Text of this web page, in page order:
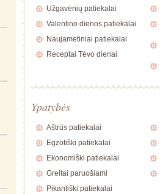
Užgavėnių patiekalai
Valentino dienos patiekalai
Naujametiniai patiekalai
Receptai Tėvo dienai
Ypatybės
Aštrūs patiekalai
Egzotiški patiekalai
Ekonomiški patiekalai
Greitai paruošiami
Pikantiški patiekalai